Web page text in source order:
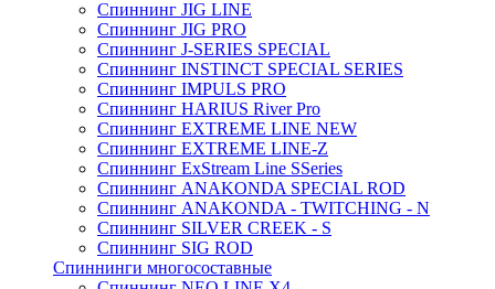
Спиннинг JIG LINE
Спиннинг JIG PRO
Спиннинг J-SERIES SPECIAL
Спиннинг INSTINCT SPECIAL SERIES
Спиннинг IMPULS PRO
Спиннинг HARIUS River Pro
Спиннинг EXTREME LINE NEW
Спиннинг EXTREME LINE-Z
Спиннинг ExStream Line SSeries
Спиннинг ANAKONDA SPECIAL ROD
Спиннинг ANAKONDA - TWITCHING - N
Спиннинг SILVER CREEK - S
Спиннинг SIG ROD
Спиннинги многосоставные